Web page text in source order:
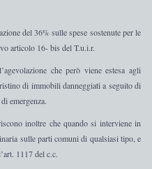
del 36% sulle spese sostenute per le
articolo 16- bis del T.u.i.r.
che però viene estesa agli
di immobili danneggiati a seguito di
emergenza.
inoltre che quando si interviene in
sulle parti comuni di qualsiasi tipo, e
1117 del c.c.